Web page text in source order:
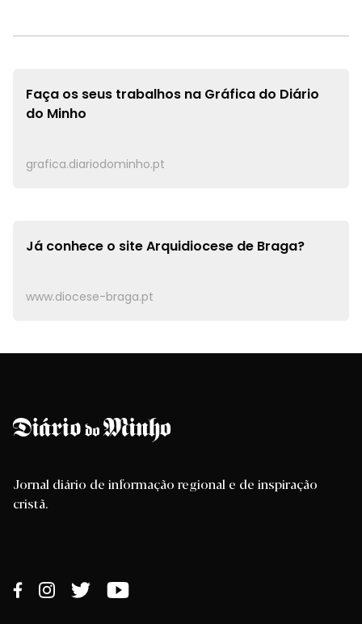
Faça os seus trabalhos na Gráfica do Diário
do Minho
grafica.diariodominho.pt
Já conhece o siteArquidiocese de Braga?
www.diocese-braga.pt
Jornal diário de informação regional e de inspiração
cristã.